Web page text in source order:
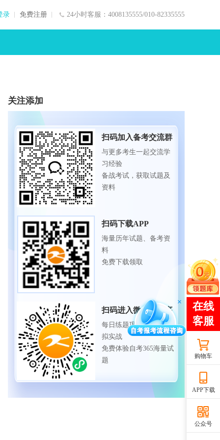
24小时客服：4008135555/010-82335555
录 免费注册
关注添加
扫码加入备考交流群
与更多考生一起交流学
习经验
备战考试，获取试题及
资料
扫码下载APP
海量历年试题、备考资
料
免费下载领取
扫码进入微信小程序
每日练题巩固、考前模
拟实战
免费体验自考365海量试
题
购物车
APP下载
公众号